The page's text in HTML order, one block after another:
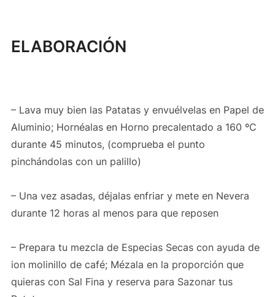
ELABORACIÓN
– Lava muy bien las Patatas y envuélvelas en Papel de
Aluminio; Hornéalas en Horno precalentado a 160 ºC
durante 45 minutos, (comprueba el punto
pinchándolas con un palillo)
– Una vez asadas, déjalas enfriar y mete en Nevera
durante 12 horas al menos para que reposen
– Prepara tu mezcla de Especias Secas con ayuda de
ion molinillo de café; Mézala en la proporción que
quieras con Sal Fina y reserva para Sazonar tus